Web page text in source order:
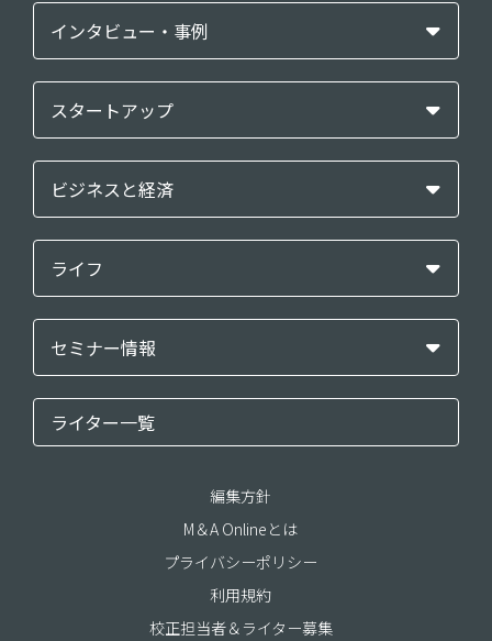
インタビュー・事例
スタートアップ
ビジネスと経済
ライフ
セミナー情報
ライター一覧
編集方針
M＆A Onlineとは
プライバシーポリシー
利用規約
校正担当者＆ライター募集